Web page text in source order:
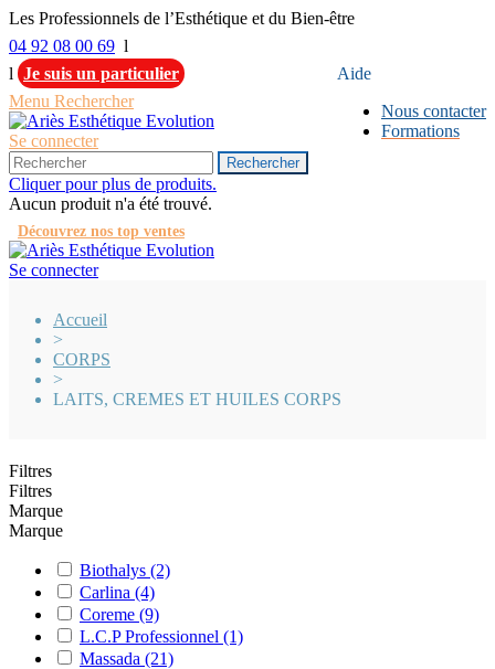
Les Professionnels de l’Esthétique et du Bien-être
04 92 08 00 69 l
Aide
Nous contacter
Formations
l Je suis un particulier
Menu Rechercher
Se connecter
Rechercher
Cliquer pour plus de produits.
Aucun produit n'a été trouvé.
Découvrez nos top ventes
Se connecter
Accueil
>
CORPS
>
LAITS, CREMES ET HUILES CORPS
Filtres
Filtres
Marque
Marque
Biothalys (2)
Carlina (4)
Coreme (9)
L.C.P Professionnel (1)
Massada (21)